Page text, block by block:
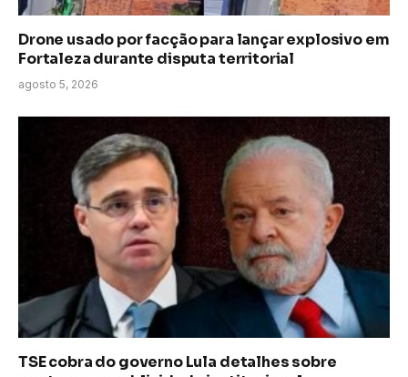
Drone usado por facção para lançar explosivo em
Fortaleza durante disputa territorial
agosto 5, 2026
TSE cobra do governo Lula detalhes sobre